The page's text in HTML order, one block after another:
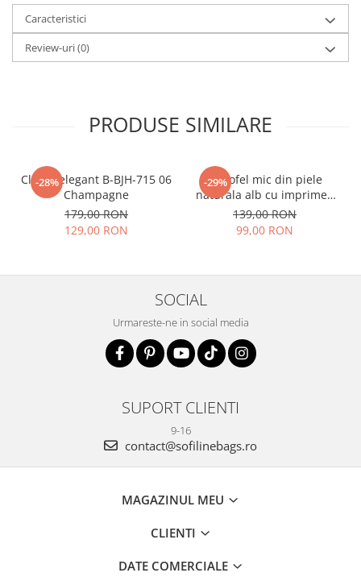
Caracteristici
Review-uri(0)
PRODUSE SIMILARE
-28%
Clutch elegant B-BJH-715 06
Champagne
179,00 RON
129,00 RON
-29%
Portofel mic din piele
naturala alb cu imprimeu
B-8912 07
139,00 RON
99,00 RON
SOCIAL
Urmareste-ne in social media
SUPORT CLIENTI
9-16
contact@sofilinebags.ro
MAGAZINUL MEU
CLIENTI
DATE COMERCIALE